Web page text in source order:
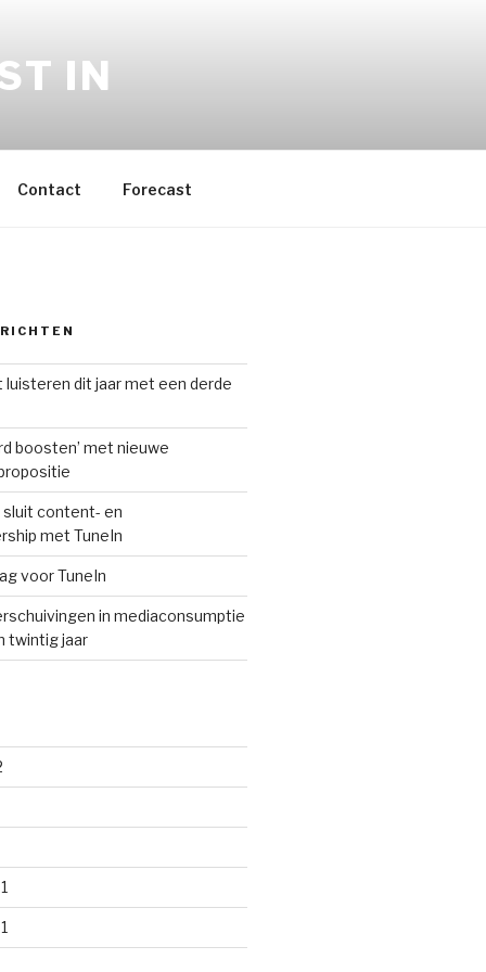
IN
Contact Forecast
luisteren dit jaar met een derde
boosten’ met nieuwe
content- en
met TuneIn
voor TuneIn
in mediaconsumptie
twintig jaar